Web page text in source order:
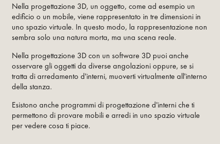
Nella progettazione 3D, un oggetto, come ad esempio un
edificio o un mobile, viene rappresentato in tre dimensioni in
uno spazio virtuale. In questo modo, la rappresentazione non
sembra solo una natura morta, ma una scena reale.
Nella progettazione 3D con un software 3D puoi anche
osservare gli oggetti da diverse angolazioni oppure, se si
tratta di arredamento d'interni, muoverti virtualmente all'interno
della stanza.
Esistono anche programmi di progettazione d'interni che ti
permettono di provare mobili e arredi in uno spazio virtuale
per vedere cosa ti piace.